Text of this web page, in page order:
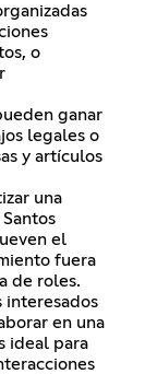
o
ganar
legales o
y artículos
una
el
fuera
de roles.
interesados
en una
ideal para